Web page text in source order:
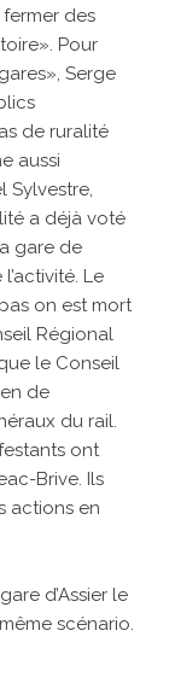
fermer des
Pour
Serge
de ruralité
aussi
Sylvestre,
a déjà voté
gare de
Le
on est mort
Régional
le Conseil
de
du rail.
ont
Brive. Ils
actions en
d’Assier le
scénario.